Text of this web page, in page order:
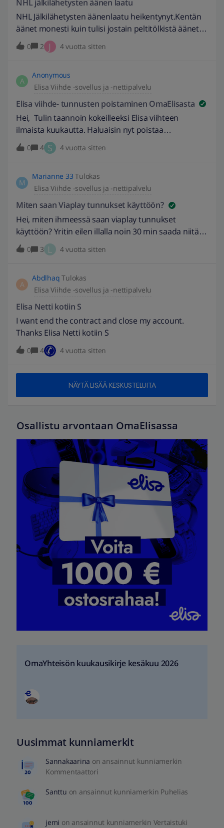
Puhelinmyynnin irtisanomis aika on 14 vrk.
NHL jälkilähetysten äänen laatu
NHL Jälkilähetysten äänenlaatu heikentynyt.Kentän
äänet monesti kuin tulisi jostain peltitölkistä äänet.
Selostus kuulu hyvin mutta kenttä-äänet surkeita.
Onko kukaan muu kiinnittänyt asiaan huomiota?
0 2 J 4 vuotta sitten
A
Anonymous
Elisa Viihde -sovellus ja -nettipalvelu
Elisa viihde- tunnusten poistaminen OmaElisasta
Hei, Tulin taannoin kokeilleeksi Elisa viihteen
ilmaista kuukautta. Haluaisin nyt poistaa
OmaElisassa yhä näkyvän Elisa viihteen tunnuksen,
säpon jne. Miten tämä tapahtuu?
0 4 S 4 vuotta sitten
M
Marianne 33 Tulokas
Elisa Viihde -sovellus ja -nettipalvelu
Miten saan Viaplay tunnukset käyttöön?
Hei, miten ihmeessä saan viaplay tunnukset
käyttöön? Yritin eilen illalla noin 30 min saada niitä
käyttöön ja mikään ei auta. Ei salasanan uusiminen
ei mikään mitä tein. Nyt yritin soittaa
maksanut viaplay palvelusta jo yli kuukauden enkä
ole sitä vielä käyttänyt ja nyt oli tarkotus ottaa
käyttöön ja en saa toimimaan. Osaisiko joku auttaa
mikä siinä on vikana? Mistä ne saa käyttöön?
0 3 L 4 vuotta sitten
A
Abdlhaq Tulokas
Elisa Viihde -sovellus ja -nettipalvelu
Elisa Netti kotiin S
I want end the contract and close my account.
Thanks Elisa Netti kotiin S
0 4 4 vuotta sitten
NÄYTÄ LISÄÄ KESKUSTELUITA
Osallistu arvontaan OmaElisassa
OmaYhteisön kuukausikirje kesäkuu 2026
Uusimmat kunniamerkit
Sannakaarina on ansainnut kunniamerkin
Kommentaattori
Santtu on ansainnut kunniamerkin Puhelias
jemi on ansainnut kunniamerkin Vertaistuki